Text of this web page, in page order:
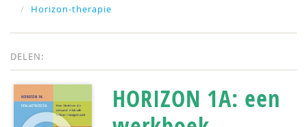
Horizon-therapie
DELEN:
HORIZON 1A: een